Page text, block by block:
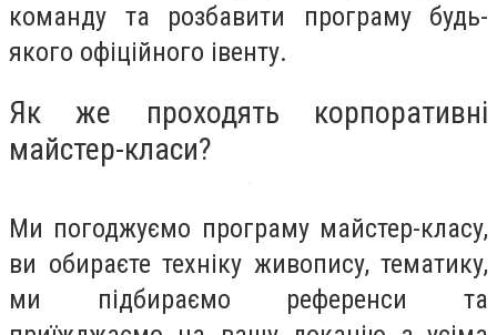
команду та розбавити програму будь-
якого офіційного івенту.
Як же проходять корпоративні
майстер-класи?
Ми погоджуємо програму майстер-класу,
ви обираєте техніку живопису, тематику,
ми підбираємо референси та